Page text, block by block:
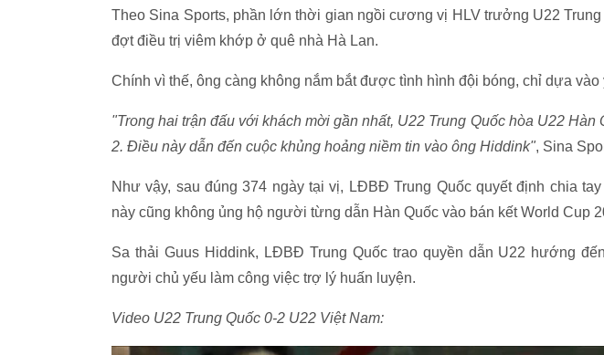
Theo Sina Sports, phần lớn thời gian ngồi cương vị HLV trưởng U22
đợt điều trị viêm khớp ở quê nhà Hà Lan.
Chính vì thế, ông càng không nắm bắt được tình hình đội bóng, chỉ dựa vào
"Trong hai trận đấu với khách mời gần nhất, U22 Trung Quốc hòa U22 Hàn
2. Điều này dẫn đến cuộc khủng hoảng niềm tin vào ông Hiddink", Sina
Như vậy, sau đúng 374 ngày tại vị, LĐBĐ Trung Quốc quyết định chia
này cũng không ủng hộ người từng dẫn Hàn Quốc vào bán kết World Cup
Sa thải Guus Hiddink, LĐBĐ Trung Quốc trao quyền dẫn U22 hướng
người chủ yếu làm công việc trợ lý huấn luyện.
Video U22 Trung Quốc 0-2 U22 Việt Nam: